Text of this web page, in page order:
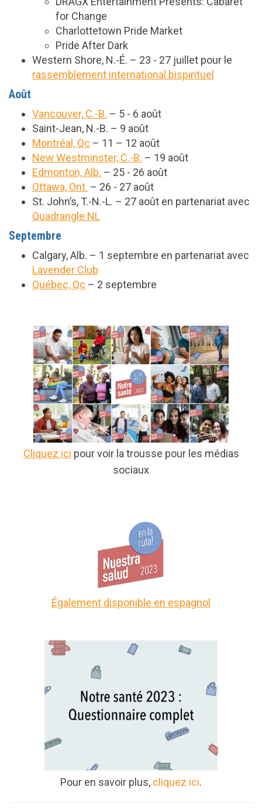
for Change
Charlottetown Pride Market
Pride After Dark
Western Shore, N.-É. – 23 - 27 juillet pour le
rassemblement international bispirituel
Août
Vancouver, C.-B. – 5 - 6 août
Saint-Jean, N.-B. – 9 août
Montréal, Qc – 11 – 12 août
New Westminster, C.-B. – 19 août
Edmonton, Alb. – 25 - 26 août
Ottawa, Ont. – 26 - 27 août
St. John’s, T.-N.-L. – 27 août en partenariat avec
Quadrangle NL
Septembre
Calgary, Alb. – 1 septembre en partenariat avec
Lavender Club
Québec, Qc – 2 septembre
Cliquez ici pour voir la trousse pour les médias
sociaux
Également disponible en espagnol
Pour en savoir plus, cliquez ici.